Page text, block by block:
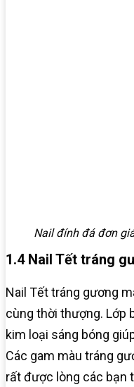
Nail đính đá đơn
1.4 Nail Tết tráng
Nail Tết tráng gương
cùng thời thượng. Lớp
kim loại sáng bóng
Các gam màu tráng
rất được lòng các bạn